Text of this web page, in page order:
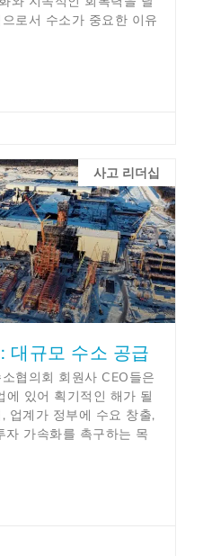
로서 수소가 중요한 이유
사고 리더십
대규모 수소 공급
협의회 회원사 CEO들은
있어 획기적인 해가 될
업계가 정부에 수요 창출,
가속화를 촉구하는 목